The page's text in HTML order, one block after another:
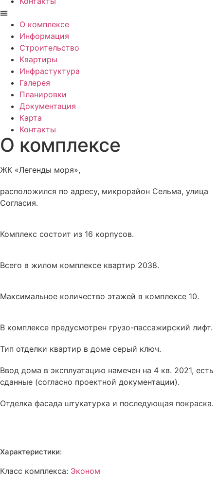
О комплексе
Информация
Строительство
Квартиры
Инфрастуктура
Галерея
Планировки
Документация
Карта
Контакты
О комплексе
ЖК «Легенды моря»,
расположился по адресу, микрорайон Сельма, улица
Согласия.
Комплекс состоит из 16 корпусов.
Всего в жилом комплексе квартир 2038.
Максимальное количество этажей в комплексе 10.
В комплексе предусмотрен грузо-пассажирский лифт.
Тип отделки квартир в доме серый ключ.
Ввод дома в эксплуатацию намечен на 4 кв. 2021, есть
сданные (согласно проектной документации).
Отделка фасада штукатурка и последующая покраска.
Характеристики:
Класс комплекса: Эконом